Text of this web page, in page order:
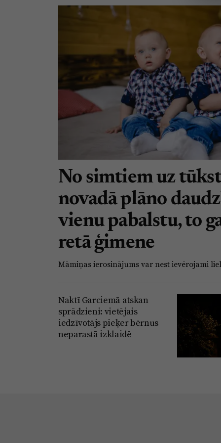
No simtiem uz
novadā plāno
vienu pabalstu, to
retā ģimene
Māmiņas ierosinājums var nest ievērojami
Naktī Garciemā atskan
sprādzieni: vietējais
iedzīvotājs pieķer bērnus
neparastā izklaidē